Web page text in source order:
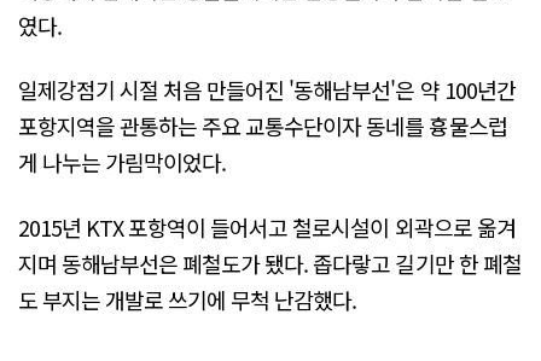
였다.
일제강점기 시절 처음 만들어진 '동해남부선'은 약 100년간
포항지역을 관통하는 주요 교통수단이자 동네를 흉물스럽
게 나누는 가림막이었다.
2015년 KTX 포항역이 들어서고 철로시설이 외곽으로 옮겨
지며 동해남부선은 폐철도가 됐다. 좁다랗고 길기만 한 폐철
도 부지는 개발로 쓰기에 무척 난감했다.